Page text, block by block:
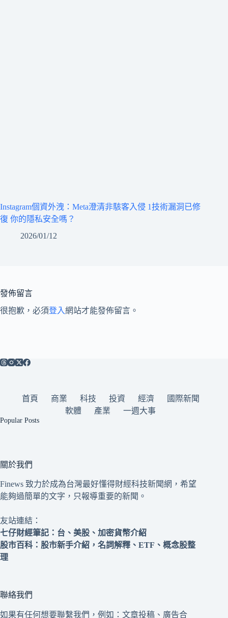
Instagram個資外洩：Meta澄清非駭客入侵 1技術漏洞已修
復 你的隱私安全嗎？
2026/01/12
發佈留言
很抱歉，必須登入網站才能發佈留言。
首頁 商業 科技 投資 經濟
國際新聞
軟體
產業 一週大事
Popular Posts
關於我們
Finews 致力於成為台灣最好懂得財經科技新聞網，希望
能夠過簡單的文字，只報導重要的新聞。
友站連結：
七仔財經筆記 ：台、美股、加密貨幣介紹
股市百科 ：股市新手介紹，名詞解釋、ETF、概念股整
理
聯絡我們
如果有任何想要聯繫我們，例如：文章投稿、廣告合